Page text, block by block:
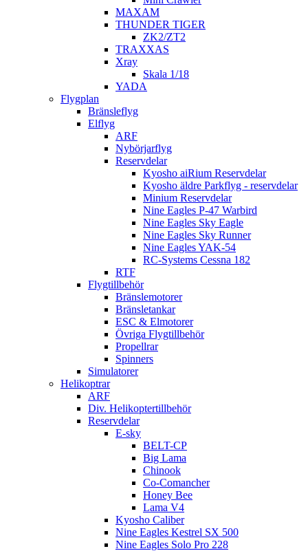
MAXAM
THUNDER TIGER
ZK2/ZT2
TRAXXAS
Xray
Skala 1/18
YADA
Flygplan
Bränsleflyg
Elflyg
ARF
Nybörjarflyg
Reservdelar
Kyosho aiRium Reservdelar
Kyosho äldre Parkflyg - reservdelar
Minium Reservdelar
Nine Eagles P-47 Warbird
Nine Eagles Sky Eagle
Nine Eagles Sky Runner
Nine Eagles YAK-54
RC-Systems Cessna 182
RTF
Flygtillbehör
Bränslemotorer
Bränsletankar
ESC & Elmotorer
Övriga Flygtillbehör
Propellrar
Spinners
Simulatorer
Helikoptrar
ARF
Div. Helikoptertillbehör
Reservdelar
E-sky
BELT-CP
Big Lama
Chinook
Co-Comancher
Honey Bee
Lama V4
Kyosho Caliber
Nine Eagles Kestrel SX 500
Nine Eagles Solo Pro 228